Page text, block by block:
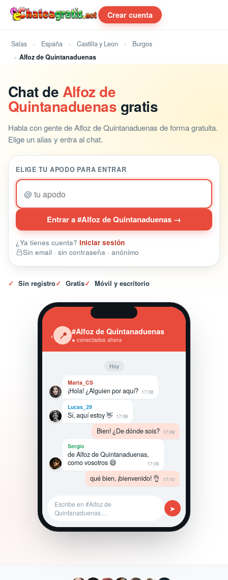
Crear cuenta
Salas España Castilla y Leon
Burgos
Alfoz de Quintanaduenas
Chat de Alfoz de
Quintanaduenas gratis
Habla con gente de Alfoz de Quintanaduenas de forma gratuita.
Elige un alias y entra al chat.
ELIGE TU APODO PARA ENTRAR
@
Entrar a #Alfoz de Quintanaduenas →
¿Ya tienes cuenta? Iniciar sesión
Sin email · sin contraseña · anónimo
✓ Sin registro✓ Gratis✓ Móvil y escritorio
‹ 📍 #Alfoz de Quintanaduenas
● conectados ahora
Hoy
Marta_CS
¡Hola! ¿Alguien por aquí? 17:08
Lucas_29
Sí, aquí estoy 👋 17:08
Bien! ¿De dónde sois? 17:09
Sergio
de Alfoz de Quintanaduenas,
como vosotros 😄
17:09
qué bien, ¡bienvenido! 👌 17:10
Escribe en #Alfoz de
Quintanaduenas…
➤